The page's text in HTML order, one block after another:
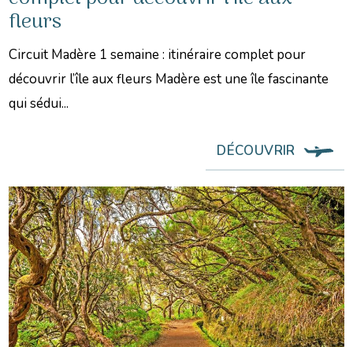
fleurs
Circuit Madère 1 semaine : itinéraire complet pour
découvrir l’île aux fleurs Madère est une île fascinante
qui sédui...
DÉCOUVRIR